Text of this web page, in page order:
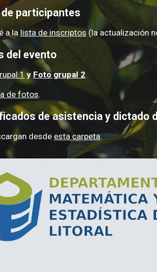
participantes
a la lista de inscriptos (la actualización
del evento
1y Foto grupal 2.
de fotos.
de asistencia y dictado
desde esta carpeta.